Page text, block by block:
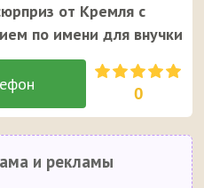
от Кремля с
по имени для внучки
0
и рекламы